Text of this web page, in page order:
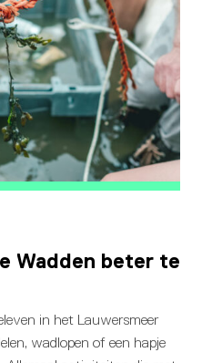
Wadden beter te
in het Lauwersmeer
wadlopen of een hapje